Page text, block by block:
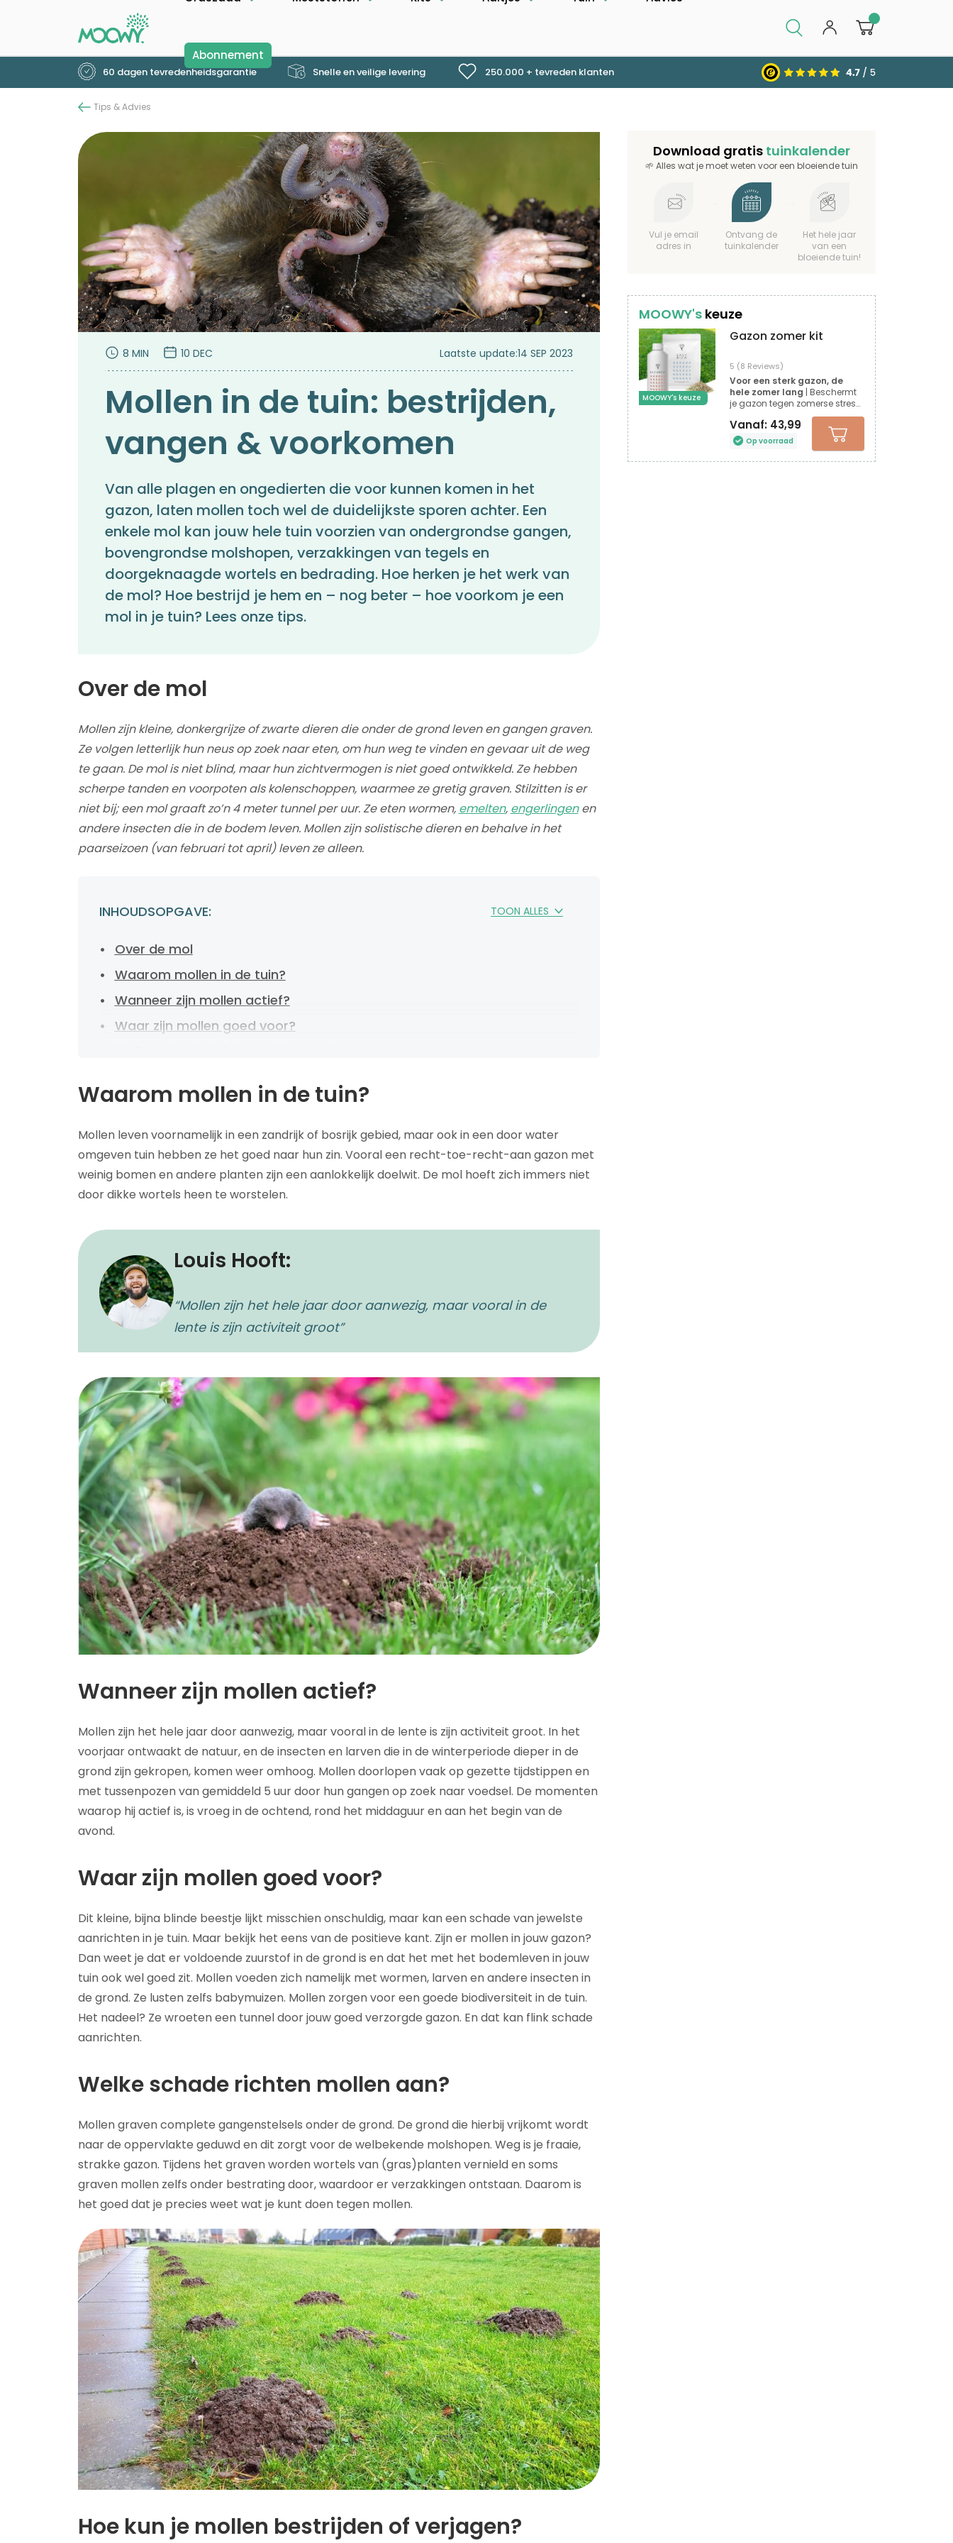
Abonnement
0
60 dagen tevredenheidsgarantie Snelle en veilige levering 250.000 + tevreden klanten
Tips & Advies
8 MIN 10 DEC Laatste update:14 SEP 2023
Mollen in de tuin: bestrijden,
vangen & voorkomen
Van alle plagen en ongedierten die voor kunnen komen in het
gazon, laten mollen toch wel de duidelijkste sporen achter. Een
enkele mol kan jouw hele tuin voorzien van ondergrondse gangen,
bovengrondse molshopen, verzakkingen van tegels en
doorgeknaagde wortels en bedrading. Hoe herken je het werk van
de mol? Hoe bestrijd je hem en – nog beter – hoe voorkom je een
mol in je tuin? Lees onze tips.
Download gratis tuinkalender
🌱 Alles wat je moet weten voor een bloeiende tuin
Vul je email
adres in
Ontvang de
tuinkalender
Het hele jaar
van een
bloeiende tuin!
MOOWY'skeuze
MOOWY's keuze
5 (8 Reviews)
Gazon zomer kit
Voor een sterk gazon, de
hele zomer lang | Beschermt
je gazon tegen zomerse stress
| Onderhoud je gazon
eenvoudig in de zomer
Vanaf: 43,99
Op voorraad
Over de mol
Mollen zijn kleine, donkergrijze of zwarte dieren die onder de grond leven en gangen graven.
Ze volgen letterlijk hun neus op zoek naar eten, om hun weg te vinden en gevaar uit de weg
te gaan. De mol is niet blind, maar hun zichtvermogen is niet goed ontwikkeld. Ze hebben
scherpe tanden en voorpoten als kolenschoppen, waarmee ze gretig graven. Stilzitten is er
niet bij; een mol graaft zo’n 4 meter tunnel per uur. Ze eten wormen, emelten, engerlingenen
andere insecten die in de bodem leven. Mollen zijn solistische dieren en behalve in het
paarseizoen (van februari tot april) leven ze alleen.
INHOUDSOPGAVE: TOON ALLES
Over de mol
Waarom mollen in de tuin?
Wanneer zijn mollen actief?
Waar zijn mollen goed voor?
Mollen voorkomen
Meer over tuinonderhoud?
Waarom mollen in de tuin?
Mollen leven voornamelijk in een zandrijk of bosrijk gebied, maar ook in een door water
omgeven tuin hebben ze het goed naar hun zin. Vooral een recht-toe-recht-aan gazon met
weinig bomen en andere planten zijn een aanlokkelijk doelwit. De mol hoeft zich immers niet
door dikke wortels heen te worstelen.
Louis Hooft:
“Mollen zijn het hele jaar door aanwezig, maar vooral in de
lente is zijn activiteit groot”
Wanneer zijn mollen actief?
Mollen zijn het hele jaar door aanwezig, maar vooral in de lente is zijn activiteit groot. In het
voorjaar ontwaakt de natuur, en de insecten en larven die in de winterperiode dieper in de
grond zijn gekropen, komen weer omhoog. Mollen doorlopen vaak op gezette tijdstippen en
met tussenpozen van gemiddeld 5 uur door hun gangen op zoek naar voedsel. De momenten
waarop hij actief is, is vroeg in de ochtend, rond het middaguur en aan het begin van de
avond.
Waar zijn mollen goed voor?
Dit kleine, bijna blinde beestje lijkt misschien onschuldig, maar kan een schade van jewelste
aanrichten in je tuin. Maar bekijk het eens van de positieve kant. Zijn er mollen in jouw gazon?
Dan weet je dat er voldoende zuurstof in de grond is en dat het met het bodemleven in jouw
tuin ook wel goed zit. Mollen voeden zich namelijk met wormen, larven en andere insecten in
de grond. Ze lusten zelfs babymuizen. Mollen zorgen voor een goede biodiversiteit in de tuin.
Het nadeel? Ze wroeten een tunnel door jouw goed verzorgde gazon. En dat kan flink schade
aanrichten.
Welke schade richten mollen aan?
Mollen graven complete gangenstelsels onder de grond. De grond die hierbij vrijkomt wordt
naar de oppervlakte geduwd en dit zorgt voor de welbekende molshopen. Weg is je fraaie,
strakke gazon. Tijdens het graven worden wortels van (gras)planten vernield en soms
graven mollen zelfs onder bestrating door, waardoor er verzakkingen ontstaan. Daarom is
het goed dat je precies weet wat je kunt doen tegen mollen.
Hoe kun je mollen bestrijden of verjagen?